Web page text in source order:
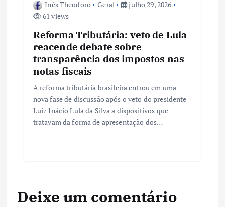
Inês Theodoro Geral
julho 29, 2026
61 views
Reforma Tributária: veto de Lula
reacende debate sobre
transparência dos impostos nas
notas fiscais
A reforma tributária brasileira entrou em uma
nova fase de discussão após o veto do presidente
Luiz Inácio Lula da Silva a dispositivos que
tratavam da forma de apresentação dos…
Deixe um comentário